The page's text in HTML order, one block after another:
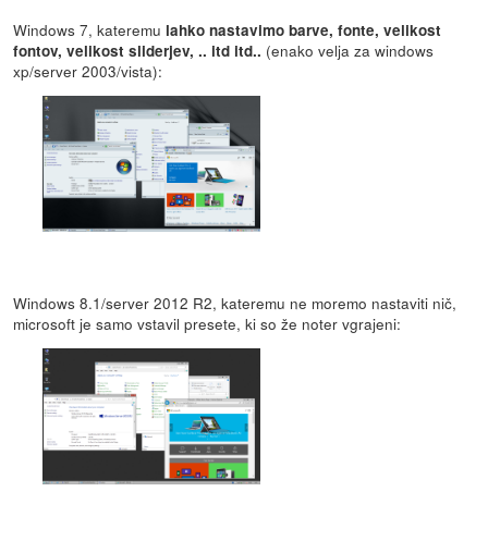
Windows 7, kateremu lahko nastavimo barve, fonte, velikost
fontov, velikost sliderjev, .. itd itd.. (enako velja za windows
xp/server 2003/vista):
Windows 8.1/server 2012 R2, kateremu ne moremo nastaviti nič,
microsoft je samo vstavil presete, ki so že noter vgrajeni: